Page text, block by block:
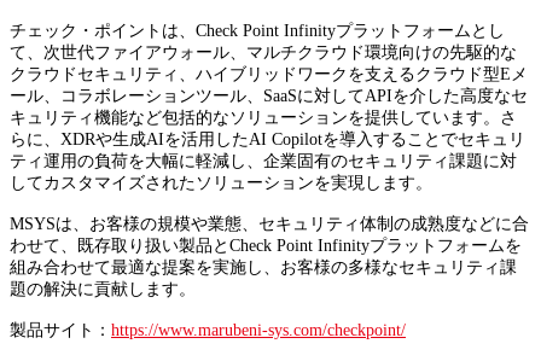
チェック・ポイントは、Check Point Infinityプラットフォームとし
て、次世代ファイアウォール、マルチクラウド環境向けの先駆的な
クラウドセキュリティ、ハイブリッドワークを支えるクラウド型Eメ
ール、コラボレーションツール、SaaSに対してAPIを介した高度なセ
キュリティ機能など包括的なソリューションを提供しています。さ
らに、XDRや生成AIを活用したAI Copilotを導入することでセキュリ
ティ運用の負荷を大幅に軽減し、企業固有のセキュリティ課題に対
してカスタマイズされたソリューションを実現します。
MSYSは、お客様の規模や業態、セキュリティ体制の成熟度などに合
わせて、既存取り扱い製品とCheck Point Infinityプラットフォームを
組み合わせて最適な提案を実施し、お客様の多様なセキュリティ課
題の解決に貢献します。
製品サイト： https://www.marubeni-sys.com/checkpoint/